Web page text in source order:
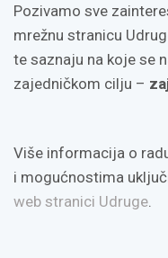
Pozivamo sve
mrežnu stranicu
te saznaju na koje se
zajedničkom cilju –
Više informacija o
i mogućnostima
web stranici Udruge.